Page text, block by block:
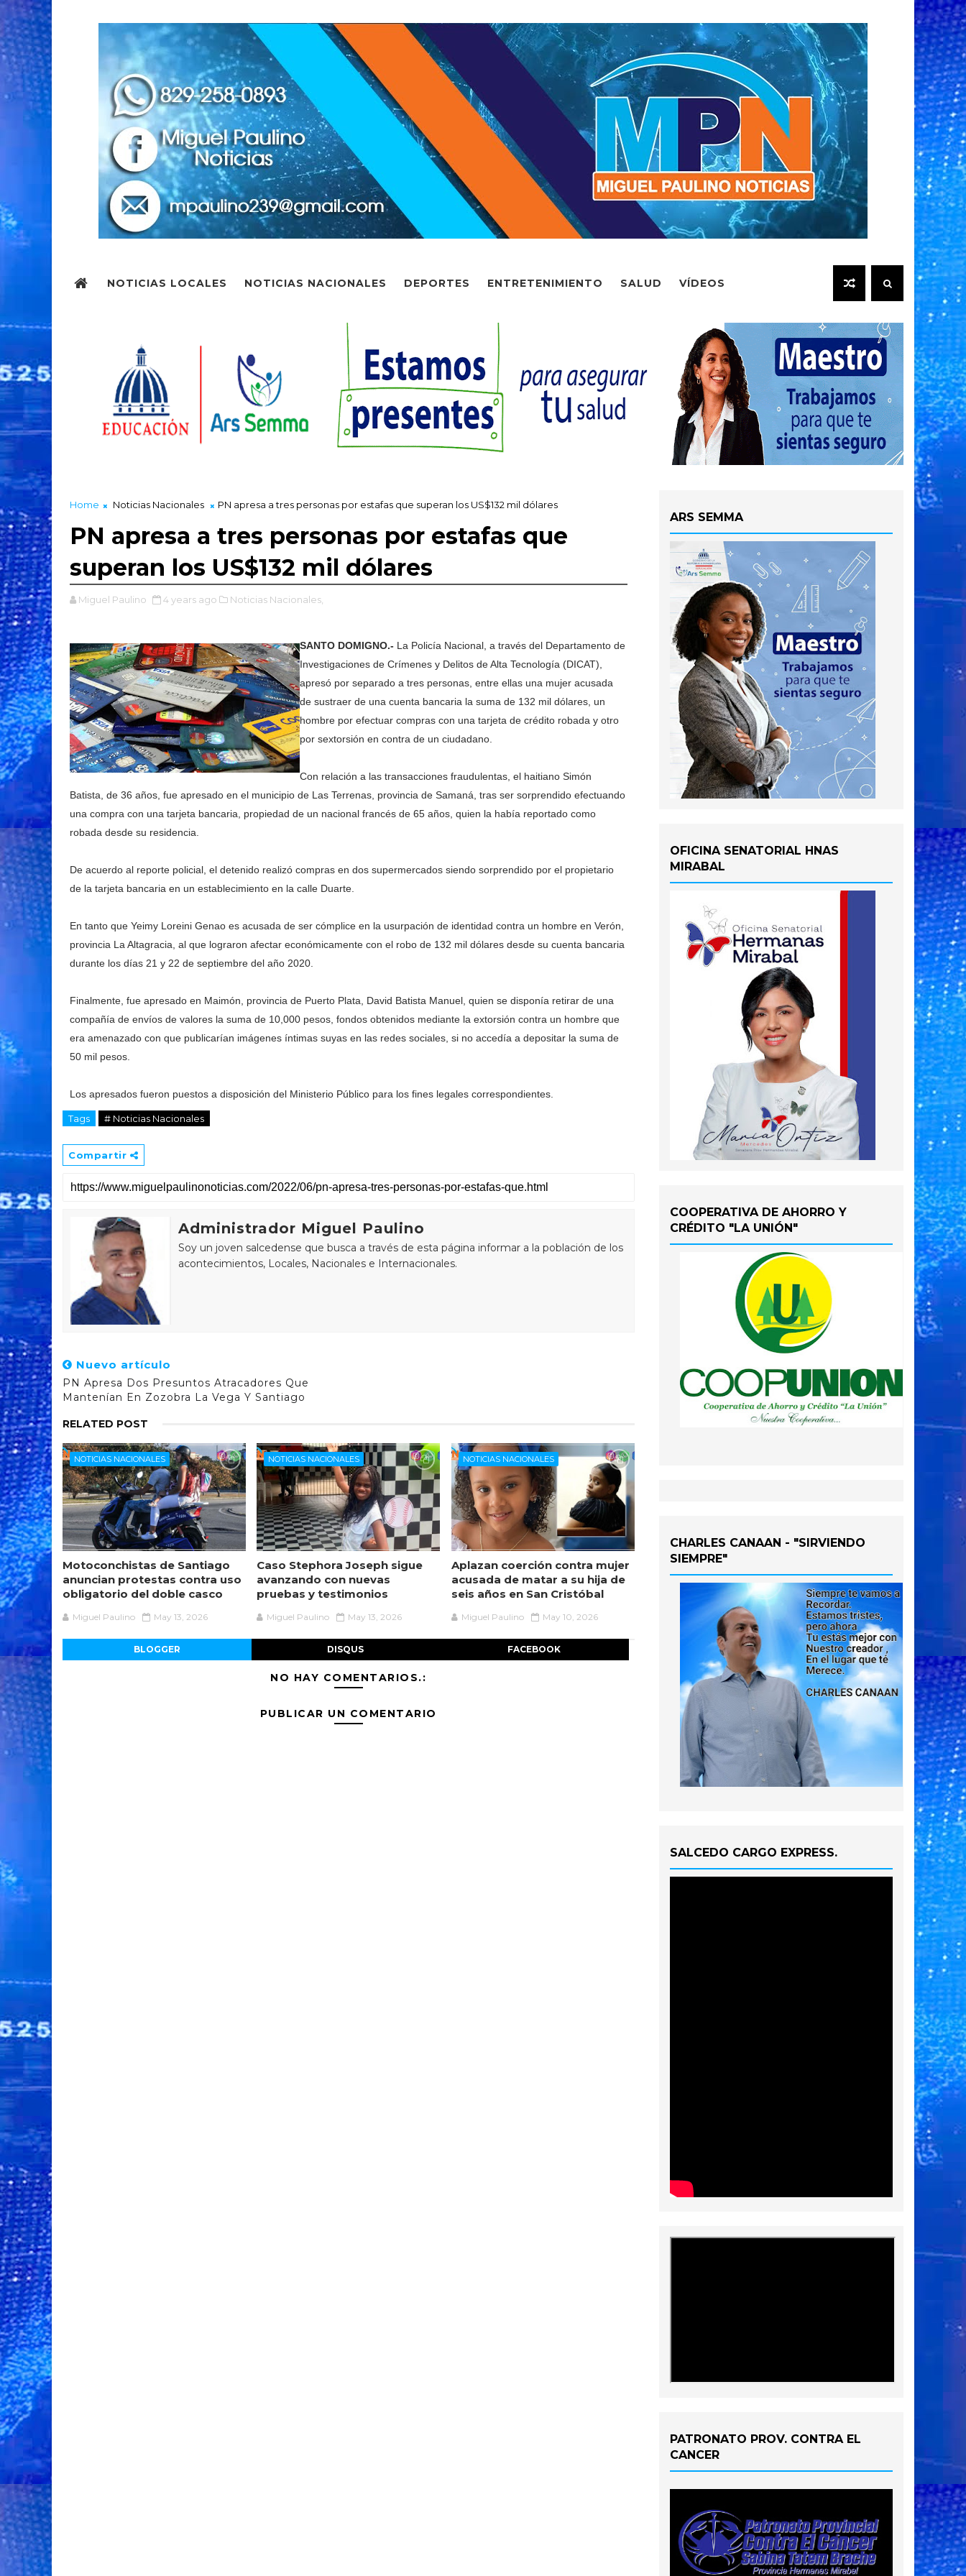
NOTICIAS LOCALES NOTICIAS NACIONALES DEPORTES ENTRETENIMIENTO SALUD VÍDEOS
Home Noticias Nacionales PN apresa a tres personas por estafas que superan los US$132 mil dólares
PN apresa a tres personas por estafas que
superan los US$132 mil dólares
Miguel Paulino 4 years ago Noticias Nacionales,
SANTO DOMIGNO.- La Policía Nacional, a través del Departamento de
Investigaciones de Crímenes y Delitos de Alta Tecnología (DICAT),
apresó por separado a tres personas, entre ellas una mujer acusada
de sustraer de una cuenta bancaria la suma de 132 mil dólares, un
hombre por efectuar compras con una tarjeta de crédito robada y otro
por sextorsión en contra de un ciudadano.
Con relación a las transacciones fraudulentas, el haitiano Simón
Batista, de 36 años, fue apresado en el municipio de Las Terrenas, provincia de Samaná, tras ser sorprendido efectuando
una compra con una tarjeta bancaria, propiedad de un nacional francés de 65 años, quien la había reportado como
robada desde su residencia.
De acuerdo al reporte policial, el detenido realizó compras en dos supermercados siendo sorprendido por el propietario
de la tarjeta bancaria en un establecimiento en la calle Duarte.
En tanto que Yeimy Loreini Genao es acusada de ser cómplice en la usurpación de identidad contra un hombre en Verón,
provincia La Altagracia, al que lograron afectar económicamente con el robo de 132 mil dólares desde su cuenta bancaria
durante los días 21 y 22 de septiembre del año 2020.
Finalmente, fue apresado en Maimón, provincia de Puerto Plata, David Batista Manuel, quien se disponía retirar de una
compañía de envíos de valores la suma de 10,000 pesos, fondos obtenidos mediante la extorsión contra un hombre que
era amenazado con que publicarían imágenes íntimas suyas en las redes sociales, si no accedía a depositar la suma de
50 mil pesos.
Los apresados fueron puestos a disposición del Ministerio Público para los fines legales correspondientes.
Tags # Noticias Nacionales
Compartir
Administrador Miguel Paulino
Soy un joven salcedense que busca a través de esta página informar a la población de los
acontecimientos, Locales, Nacionales e Internacionales.
Nuevo artículo
PN Apresa Dos Presuntos Atracadores Que
Mantenían En Zozobra La Vega Y Santiago
RELATED POST
NOTICIAS NACIONALES
Motoconchistas de Santiago
anuncian protestas contra uso
obligatorio del doble casco
Miguel Paulino May 13, 2026
NOTICIAS NACIONALES
Caso Stephora Joseph sigue
avanzando con nuevas
pruebas y testimonios
Miguel Paulino May 13, 2026
NOTICIAS NACIONALES
Aplazan coerción contra mujer
acusada de matar a su hija de
seis años en San Cristóbal
Miguel Paulino May 10, 2026
BLOGGER DISQUS FACEBOOK
NO HAY COMENTARIOS.:
PUBLICAR UN COMENTARIO
ARS SEMMA
OFICINA SENATORIAL HNAS
MIRABAL
COOPERATIVA DE AHORRO Y
CRÉDITO "LA UNIÓN"
CHARLES CANAAN - "SIRVIENDO
SIEMPRE"
SALCEDO CARGO EXPRESS.
PATRONATO PROV. CONTRA EL
CANCER